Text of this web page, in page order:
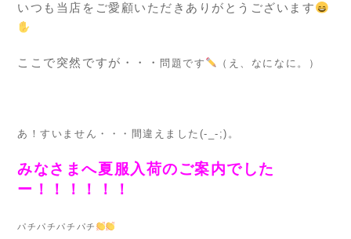
いつも当店をご愛顧いただきありがとうございます
ここで突然ですが・・・問題です （え、なになに。）
あ！すいません・・・間違えました(-_-;)。
みなさまへ夏服入荷のご案内でした
ー！！！！！！
パチパチパチパチ